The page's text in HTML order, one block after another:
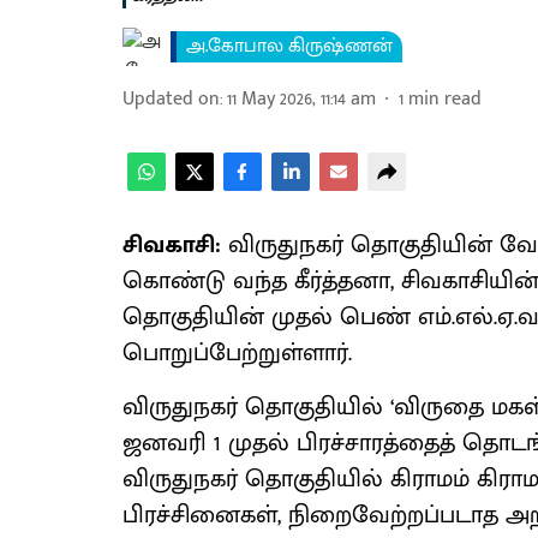
அ.கோபால கிருஷ்ணன்
Updated on:11 May 2026, 11:14 am 1min read
சிவகாசி: விருதுநகர் தொகுதியின்
கொண்டு வந்த கீர்த்தனா,
தொகுதியின் முதல் பெண்
பொறுப்பேற்றுள்ளார்.
விருதுநகர் தொகுதியில் ‘விருதை
ஜனவரி 1 முதல் பிரச்சாரத்தைத்
விருதுநகர் தொகுதியில் கிராமம்
பிரச்சினைகள், நிறைவேற்றப்படாத